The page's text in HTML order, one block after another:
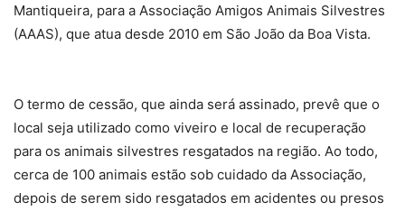
Mantiqueira, para a Associação Amigos Animais Silvestres
(AAAS), que atua desde 2010 em São João da Boa Vista.
O termo de cessão, que ainda será assinado, prevê que o
local seja utilizado como viveiro e local de recuperação
para os animais silvestres resgatados na região. Ao todo,
cerca de 100 animais estão sob cuidado da Associação,
depois de serem sido resgatados em acidentes ou presos